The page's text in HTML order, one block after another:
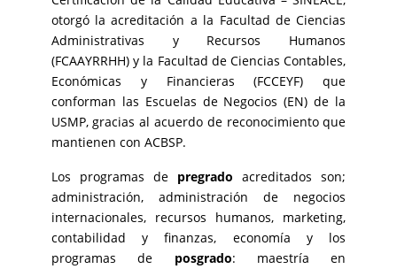
otorgó la acreditación a la Facultad de Ciencias
Administrativas y Recursos Humanos
(FCAAYRRHH) y la Facultad de Ciencias Contables,
Económicas y Financieras (FCCEYF) que
conforman las Escuelas de Negocios (EN) de la
USMP, gracias al acuerdo de reconocimiento que
mantienen con ACBSP.
Los programas de pregrado acreditados son;
administración, administración de negocios
internacionales, recursos humanos, marketing,
contabilidad y finanzas, economía y los
programas de posgrado: maestría en